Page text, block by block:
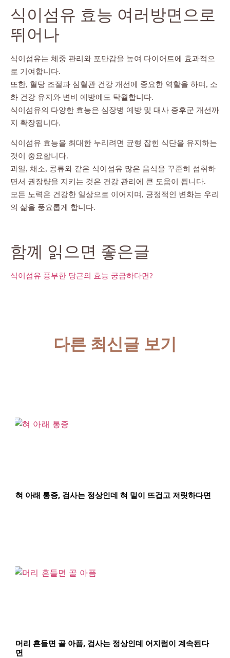
식이섬유 효능 여러방면으로
뛰어나
식이섬유는 체중 관리와 포만감을 높여 다이어트에 효과적으
로 기여합니다.
또한, 혈당 조절과 심혈관 건강 개선에 중요한 역할을 하며, 소
화 건강 유지와 변비 예방에도 탁월합니다.
식이섬유의 다양한 효능은 심장병 예방 및 대사 증후군 개선까
지 확장됩니다.
식이섬유 효능을 최대한 누리려면 균형 잡힌 식단을 유지하는
것이 중요합니다.
과일, 채소, 콩류와 같은 식이섬유 많은 음식을 꾸준히 섭취하
면서 권장량을 지키는 것은 건강 관리에 큰 도움이 됩니다.
모든 노력은 건강한 일상으로 이어지며, 긍정적인 변화는 우리
의 삶을 풍요롭게 합니다.
함꼐 읽으면 좋은글
식이섬유 풍부한 당근의 효능 궁금하다면?
다른 최신글 보기
혀 아래 통증, 검사는 정상인데 혀 밑이 뜨겁고 저릿하다면
머리 흔들면 골 아픔, 검사는 정상인데 어지럼이 계속된다
면